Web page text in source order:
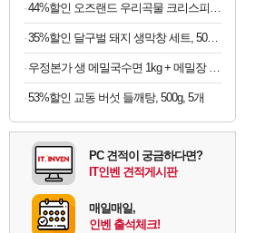
44%할인 오즈랜드 우리곡물 크리스피롤 23곡, 660g, 1박스
35%할인 달구벌 돼지 생막창 세트, 500g, 2봉
우정본가 생 메밀국수면 1kg + 메밀장 6개 (100g당 690원)
53%할인 교동 버섯 들깨탕, 500g, 5개
PC 견적이 궁금하다면?
IT인벤 견적게시판
매일매일,
인벤 출석체크!